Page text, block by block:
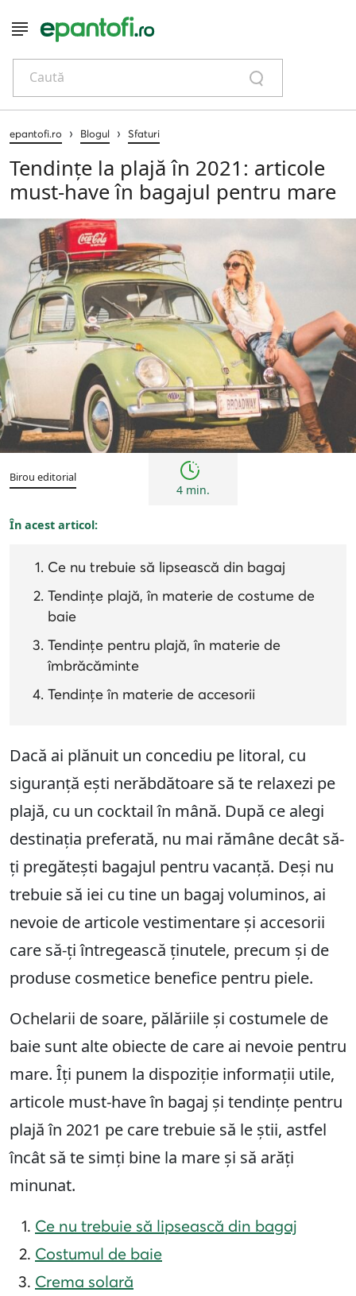
Caută
epantofi.ro › Blogul › Sfaturi
Tendințe la plajă în 2021: articole
must-have în bagajul pentru mare
Sfaturi
Birou editorial
4 min.
În acest articol:
Ce nu trebuie să lipsească din bagaj
Tendințe plajă, în materie de costume de
baie
Tendințe pentru plajă, în materie de
îmbrăcăminte
Tendințe în materie de accesorii
Dacă ai plănuit un concediu pe litoral, cu
siguranță ești nerăbdătoare să te relaxezi pe
plajă, cu un cocktail în mână. După ce alegi
destinația preferată, nu mai rămâne decât să-
ți pregătești bagajul pentru vacanță. Deși nu
trebuie să iei cu tine un bagaj voluminos, ai
nevoie de articole vestimentare și accesorii
care să-ți întregească ținutele, precum și de
produse cosmetice benefice pentru piele.
Ochelarii de soare, pălăriile și costumele de
baie sunt alte obiecte de care ai nevoie pentru
mare. Îți punem la dispoziție informații utile,
articole must-have în bagaj și tendințe pentru
plajă în 2021 pe care trebuie să le știi, astfel
încât să te simți bine la mare și să arăți
minunat.
Ce nu trebuie să lipsească din bagaj
Costumul de baie
Crema solară